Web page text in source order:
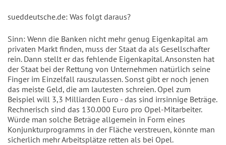
sueddeutsche.de: Was folgt daraus?
Sinn: Wenn die Banken nicht mehr genug Eigenkapital am
privaten Markt finden, muss der Staat da als Gesellschafter
rein. Dann stellt er das fehlende Eigenkapital. Ansonsten hat
der Staat bei der Rettung von Unternehmen natürlich seine
Finger im Einzelfall rauszulassen. Sonst gibt er noch jenen
das meiste Geld, die am lautesten schreien. Opel zum
Beispiel will 3,3 Milliarden Euro - das sind irrsinnige Beträge.
Rechnerisch sind das 130.000 Euro pro Opel-Mitarbeiter.
Würde man solche Beträge allgemein in Form eines
Konjunkturprogramms in der Fläche verstreuen, könnte man
sicherlich mehr Arbeitsplätze retten als bei Opel.